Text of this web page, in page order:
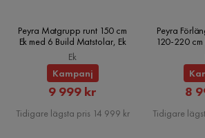
Peyra Matgrupp runt 150 cm
Ek med 6 Build Matstolar, Ek
Ek
Kampanj
Rabatterat
Pris
9 999 kr
Tidigare lägsta pris 14 999 kr
Peyra
120-220
8
Tidigare